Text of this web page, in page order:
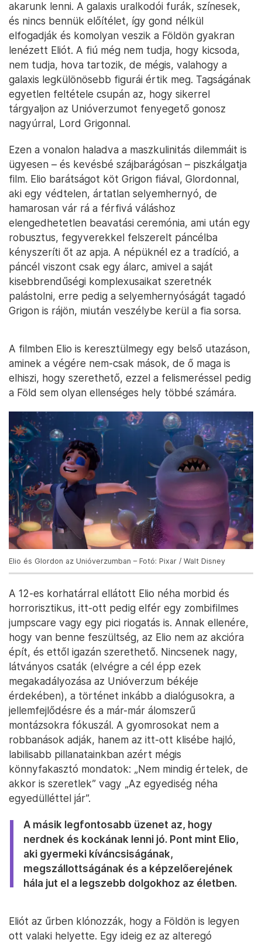
akarunk lenni. A galaxis uralkodói furák, színesek,
és nincs bennük előítélet, így gond nélkül
elfogadják és komolyan veszik a Földön gyakran
lenézett Eliót. A fiú még nem tudja, hogy kicsoda,
nem tudja, hova tartozik, de mégis, valahogy a
galaxis legkülönösebb figurái értik meg. Tagságának
egyetlen feltétele csupán az, hogy sikerrel
tárgyaljon az Unióverzumot fenyegető gonosz
nagyúrral, Lord Grigonnal.
Ezen a vonalon haladva a maszkulinitás dilemmáit is
ügyesen – és kevésbé szájbarágósan – piszkálgatja
film. Elio barátságot köt Grigon fiával, Glordonnal,
aki egy védtelen, ártatlan selyemhernyó, de
hamarosan vár rá a férfivá váláshoz
elengedhetetlen beavatási ceremónia, ami után egy
robusztus, fegyverekkel felszerelt páncélba
kényszeríti őt az apja. A népüknél ez a tradíció, a
páncél viszont csak egy álarc, amivel a saját
kisebbrendűségi komplexusaikat szeretnék
palástolni, erre pedig a selyemhernyóságát tagadó
Grigon is rájön, miután veszélybe kerül a fia sorsa.
A filmben Elio is keresztülmegy egy belső utazáson,
aminek a végére nem-csak mások, de ő maga is
elhiszi, hogy szerethető, ezzel a felismeréssel pedig
a Föld sem olyan ellenséges hely többé számára.
Elio és Glordon az Unióverzumban – Fotó: Pixar / Walt Disney
A 12-es korhatárral ellátott Elio néha morbid és
horrorisztikus, itt-ott pedig elfér egy zombifilmes
jumpscare vagy egy pici riogatás is. Annak ellenére,
hogy van benne feszültség, az Elio nem az akcióra
épít, és ettől igazán szerethető. Nincsenek nagy,
látványos csaták (elvégre a cél épp ezek
megakadályozása az Unióverzum békéje
érdekében), a történet inkább a dialógusokra, a
jellemfejlődésre és a már-már álomszerű
montázsokra fókuszál. A gyomrosokat nem a
robbanások adják, hanem az itt-ott klisébe hajló,
labilisabb pillanatainkban azért mégis
könnyfakasztó mondatok: „Nem mindig értelek, de
akkor is szeretlek” vagy „Az egyediség néha
egyedülléttel jár”.
A másik legfontosabb üzenet az, hogy
nerdnek és kockának lenni jó. Pont mint Elio,
aki gyermeki kíváncsiságának,
megszállottságának és a képzelőerejének
hála jut el a legszebb dolgokhoz az életben.
Eliót az űrben klónozzák, hogy a Földön is legyen
ott valaki helyette. Egy ideig ez az alteregó